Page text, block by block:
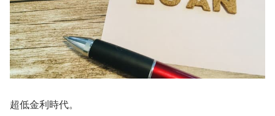
超低金利時代。